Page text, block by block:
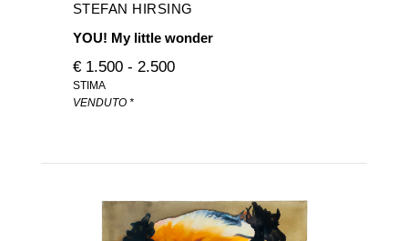
STEFAN HIRSING
YOU! My little wonder
€ 1.500 - 2.500
STIMA
VENDUTO *